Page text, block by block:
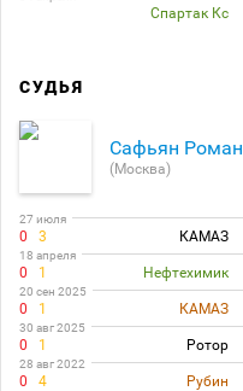
Спартак Кс
СУДЬЯ
Сафьян Роман
(Москва)
27 июля
0 3 КАМАЗ
18 апреля
0 1 Нефтехимик
20 сен 2025
0 1 КАМАЗ
30 авг 2025
0 1 Ротор
28 авг 2022
0 4 Рубин